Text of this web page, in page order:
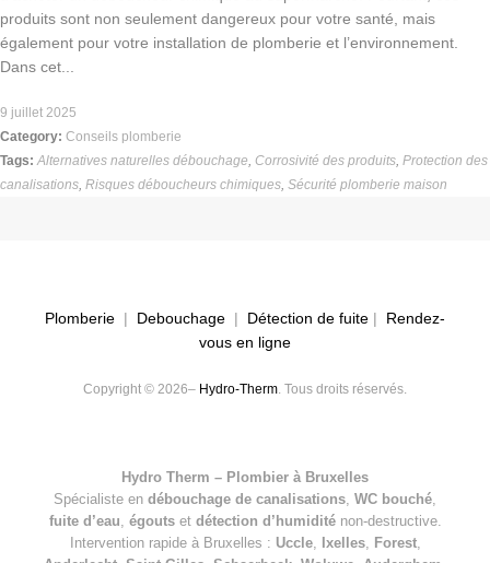
produits sont non seulement dangereux pour votre santé, mais
également pour votre installation de plomberie et l’environnement.
Dans cet...
9 juillet 2025
Category: Conseils plomberie
Tags:Alternatives naturelles débouchage, Corrosivité des produits, Protection des
canalisations, Risques déboucheurs chimiques, Sécurité plomberie maison
Plomberie | Debouchage | Détection de fuite | Rendez-
vous en ligne
Copyright © 2026– Hydro-Therm. Tous droits réservés.
Hydro Therm – Plombier à Bruxelles
Spécialiste en débouchage de canalisations, WC bouché,
fuite d’eau, égoutset détection d’humiditénon-destructive.
Intervention rapide à Bruxelles : Uccle, Ixelles, Forest,